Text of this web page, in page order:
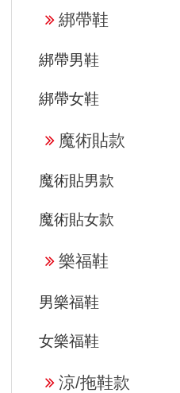
綁帶鞋
綁帶男鞋
綁帶女鞋
魔術貼款
魔術貼男款
魔術貼女款
樂福鞋
男樂福鞋
女樂福鞋
涼/拖鞋款